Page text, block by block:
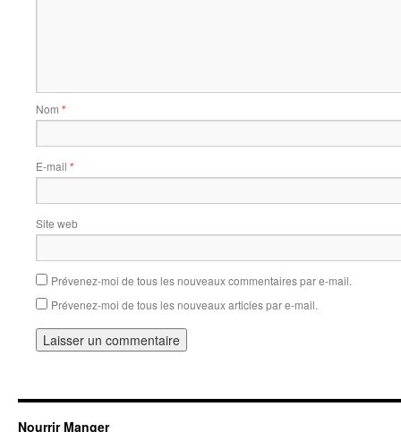
Nom *
E-mail *
Site web
Prévenez-moi de tous les nouveaux commentaires par e-mail.
Prévenez-moi de tous les nouveaux articles par e-mail.
Nourrir Manger